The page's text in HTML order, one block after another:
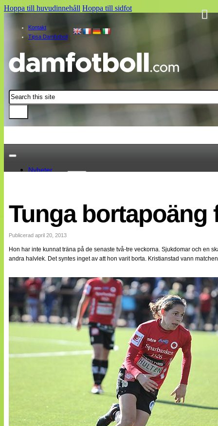
Hoppa till huvudinnehåll Hoppa till sidfot
Kontakt
Tipsa Damfotboll
Sök
Nyheter
EM 2013
Internationellt
Bildreportage
Bloggar
Lagen
Cuper
Medlemsbilder
Till klubbkassan
NÄTverket
Split vision
Om oss
Annonsera
Tipsa Damfotboll
Tunga bortapoäng
Publicerad april 20, 2013
Hon har inte kunnat träna på de senaste två-tre veckorna. Sjukdomar och en
andra halvlek. Det syntes inget av att hon varit borta. Kristianstad vann